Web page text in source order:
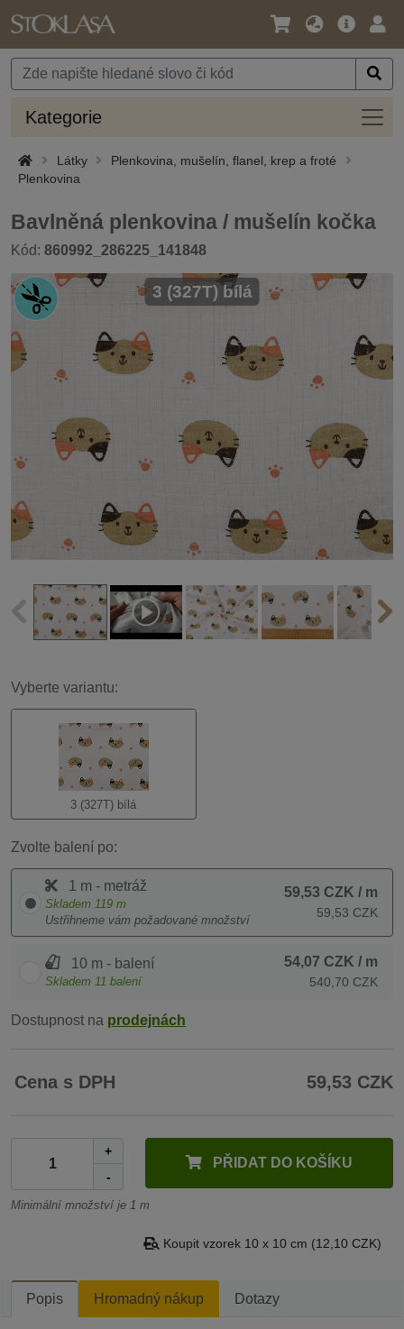
Jazyk
Měna
Hlavní
Kategorie
Látky
Plenkovina, mušelín, flanel, krep a froté
Plenkovina
Bavlněná plenkovina / mušelín kočka
Kód: 860992_286225_141848
3 (327T) bílá
Vyberte variantu:
3 (327T) bílá
Zvolte balení po:
1 m - metráž
Skladem 119 m
Ustřihneme vám požadované množství
59,53 CZK / m
59,53 CZK
10 m - balení
Skladem 11 balení
54,07 CZK / m
540,70 CZK
Dostupnost na prodejnách
Cena s DPH 59,53 CZK
+
-
PŘIDAT DO KOŠÍKU
Minimální množství je 1 m
Koupit vzorek 10 x 10 cm (12,10 CZK)
Popis Hromadný nákup Dotazy